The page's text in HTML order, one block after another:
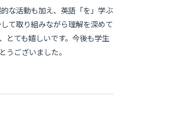
な活動も加え、英語「を」学ぶ
て取り組みながら理解を深めて
とても嬉しいです。今後も学生
ございました。